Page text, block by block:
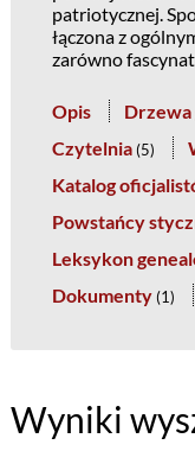
patriotycznej.
łączona z
zarówno
Opis Drzewa
Czytelnia (5)
Katalog
Powstańcy
Leksykon
Dokumenty (1)
Wyniki